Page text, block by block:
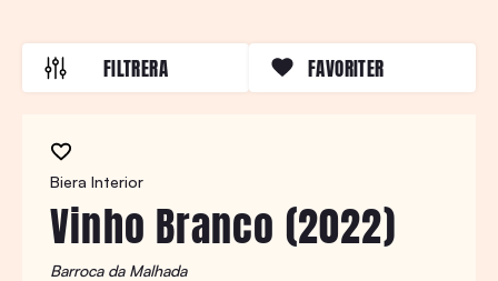
FILTRERA FAVORITER
Biera Interior
Vinho Branco (2022)
Barroca da Malhada